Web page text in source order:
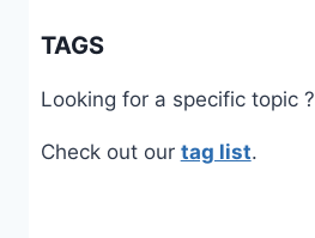
TAGS
Looking for a specific topic ?
Check out our tag list.